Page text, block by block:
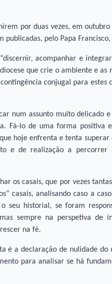
por duas vezes, em
publicadas, pelo Papa
acompanhar e
que crie o ambiente e
conjugal para
num assunto muito delicado
Fá-lo de uma forma positiva
hoje enfrenta e tenta
e de realização a
os casais, que por vezes
casais, analisando caso a
seu historial, se foram
sempre na perspetiva de
na fé.
é a declaração de nulidade do
para analisar se há